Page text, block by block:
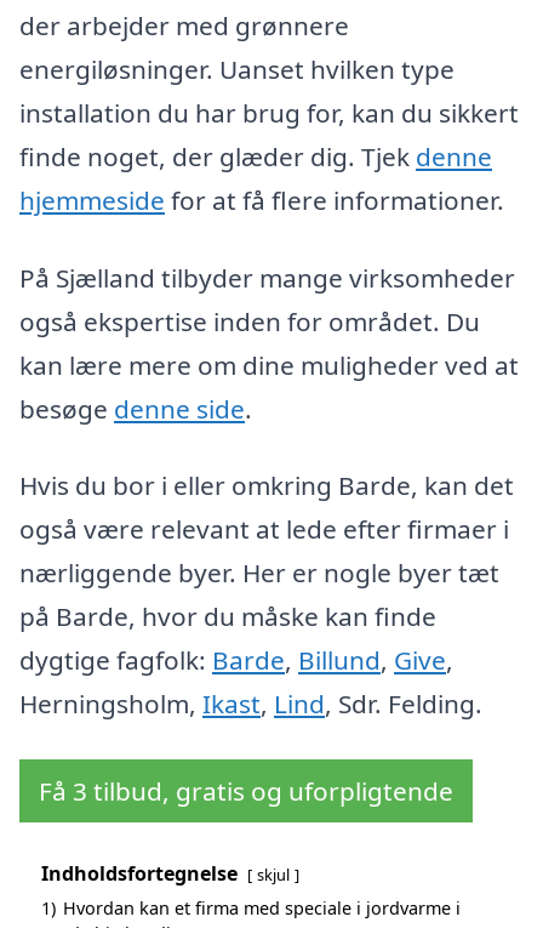
der arbejder med grønnere
energiløsninger. Uanset hvilken type
installation du har brug for, kan du sikkert
finde noget, der glæder dig. Tjek denne
hjemmeside for at få flere informationer.
På Sjælland tilbyder mange virksomheder
også ekspertise inden for området. Du
kan lære mere om dine muligheder ved at
besøge denne side.
Hvis du bor i eller omkring Barde, kan det
også være relevant at lede efter firmaer i
nærliggende byer. Her er nogle byer tæt
på Barde, hvor du måske kan finde
dygtige fagfolk: Barde, Billund, Give,
Herningsholm, Ikast, Lind, Sdr. Felding.
Få 3 tilbud, gratis og uforpligtende
Indholdsfortegnelse skjul
1) Hvordan kan et firma med speciale i jordvarme i